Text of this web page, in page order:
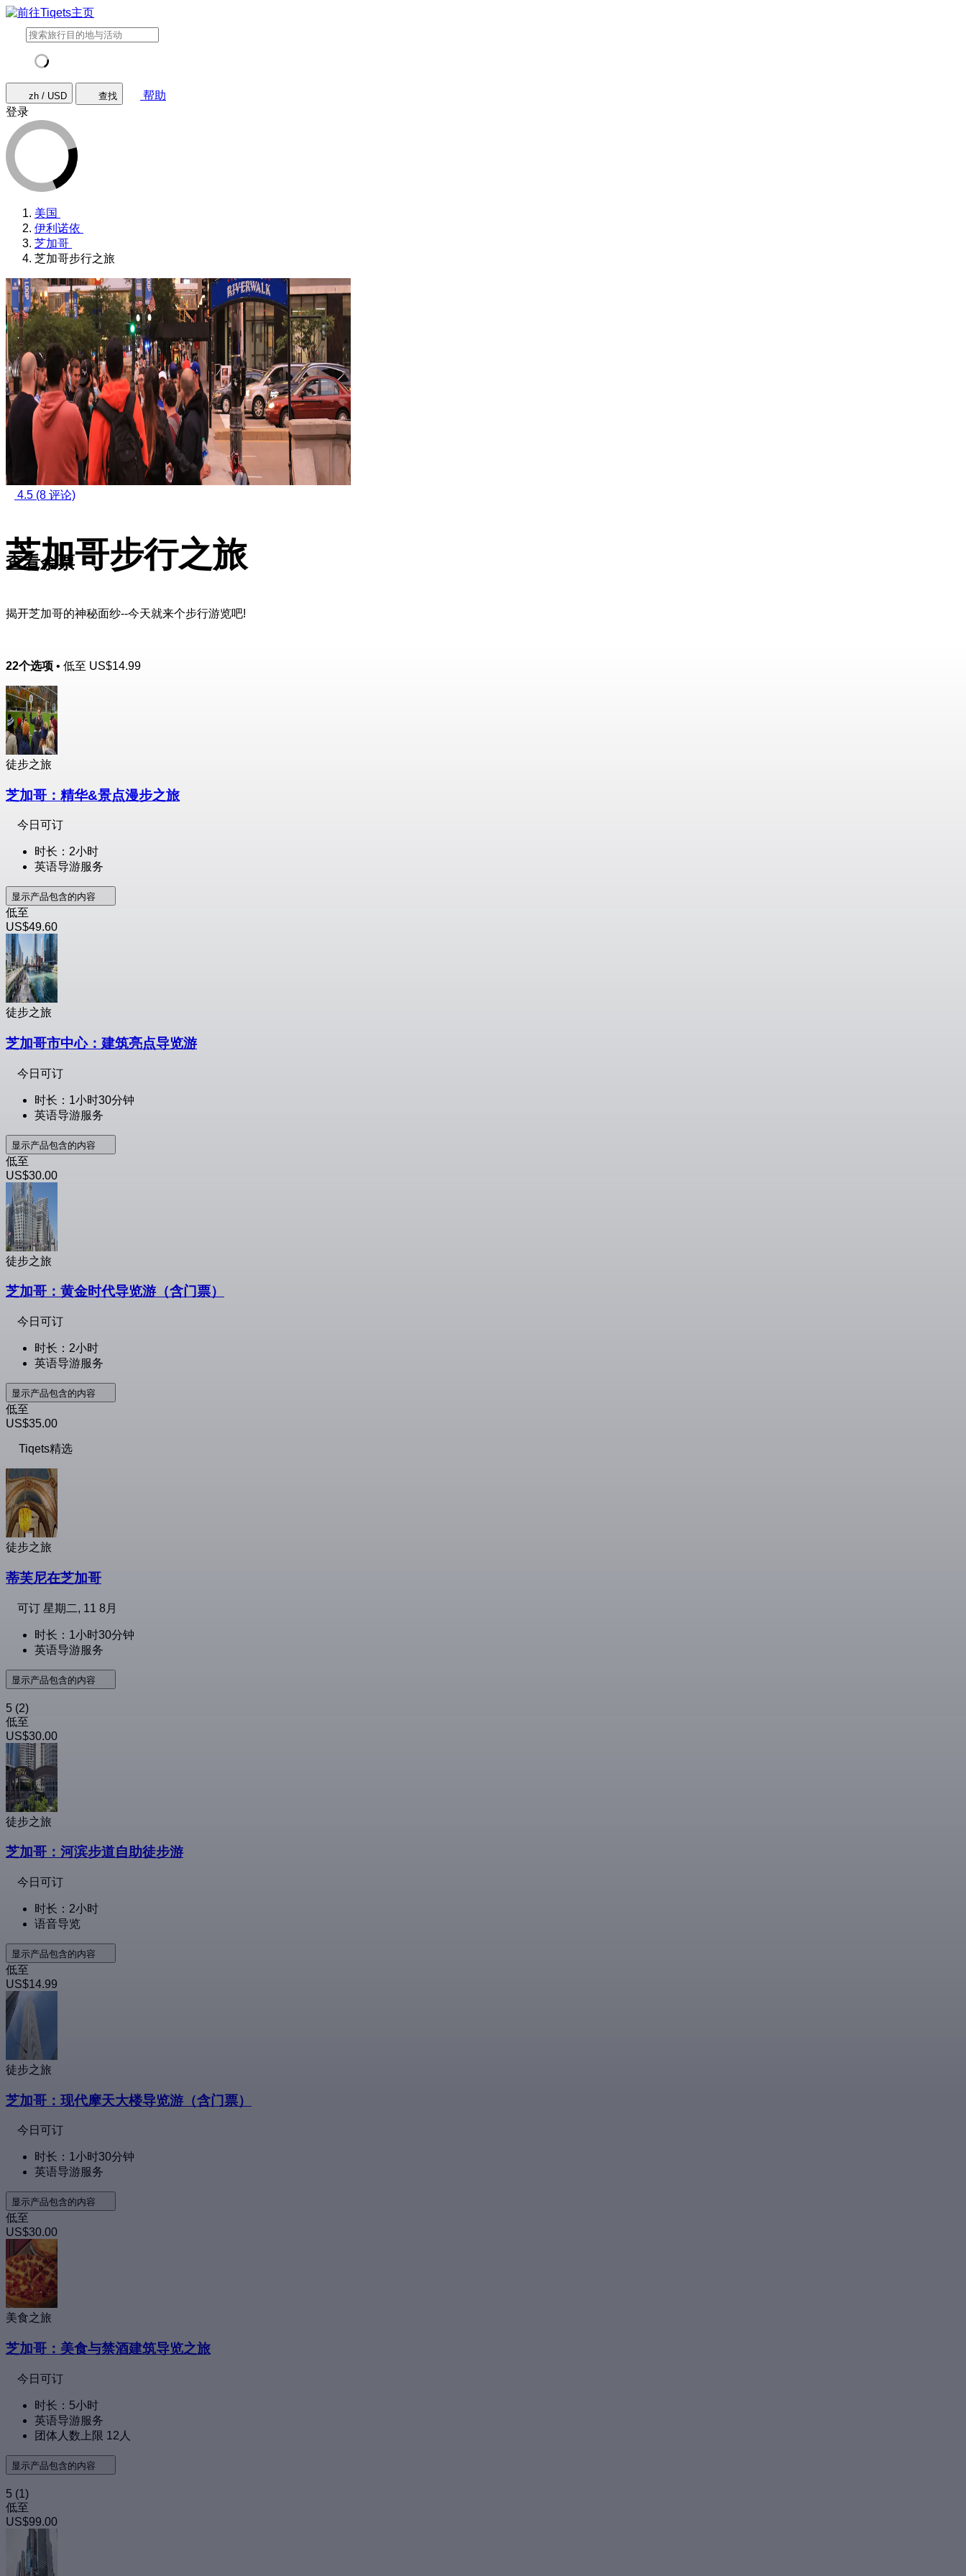
zh / USD 查找
帮助
登录
美国
伊利诺依
芝加哥
芝加哥步行之旅
4.5 (8 评论)
芝加哥步行之旅
揭开芝加哥的神秘面纱--今天就来个步行游览吧!
查看余票
22个选项 • 低至 US$14.99
徒步之旅
芝加哥：精华&景点漫步之旅
今日可订
时长：2小时
英语导游服务
显示产品包含的内容
低至
US$49.60
徒步之旅
芝加哥市中心：建筑亮点导览游
今日可订
时长：1小时30分钟
英语导游服务
显示产品包含的内容
低至
US$30.00
徒步之旅
芝加哥：黄金时代导览游（含门票）
今日可订
时长：2小时
英语导游服务
显示产品包含的内容
低至
US$35.00
Tiqets精选
徒步之旅
蒂芙尼在芝加哥
可订 星期二, 11 8月
时长：1小时30分钟
英语导游服务
显示产品包含的内容
5 (2)
低至
US$30.00
徒步之旅
芝加哥：河滨步道自助徒步游
今日可订
时长：2小时
语音导览
显示产品包含的内容
低至
US$14.99
徒步之旅
芝加哥：现代摩天大楼导览游（含门票）
今日可订
时长：1小时30分钟
英语导游服务
显示产品包含的内容
低至
US$30.00
美食之旅
芝加哥：美食与禁酒建筑导览之旅
今日可订
时长：5小时
英语导游服务
团体人数上限 12人
显示产品包含的内容
5 (1)
低至
US$99.00